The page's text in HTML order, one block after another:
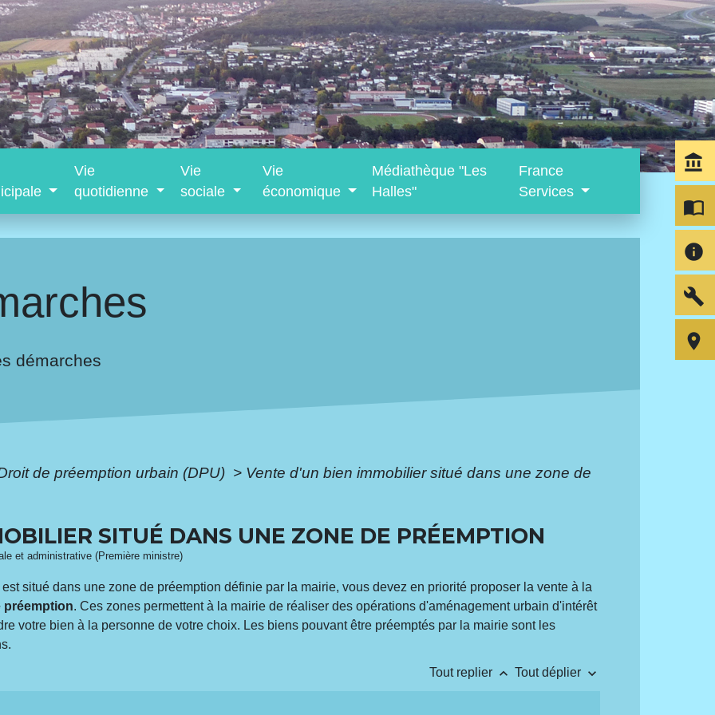
Vie
quotidienne
Vie
sociale
Vie
économique
Médiathèque "Les
Halles"
France
Services
démarches
de préemption urbain (DPU) > Vente d'un bien immobilier situé dans une zone de
SITUÉ DANS UNE ZONE DE PRÉEMPTION
et administrative (Première ministre)
situé dans une zone de préemption définie par la mairie, vous devez en priorité proposer la vente à la
préemption. Ces zones permettent à la mairie de réaliser des opérations d'aménagement urbain d'intérêt
votre bien à la personne de votre choix. Les biens pouvant être préemptés par la mairie sont les
Tout replier keyboard_arrow_up Tout déplier keyboard_arrow_down
account_balance
import_contacts
info
build
room